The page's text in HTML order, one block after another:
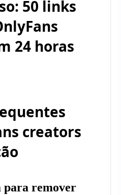
50 links
24 horas
creators
para remover